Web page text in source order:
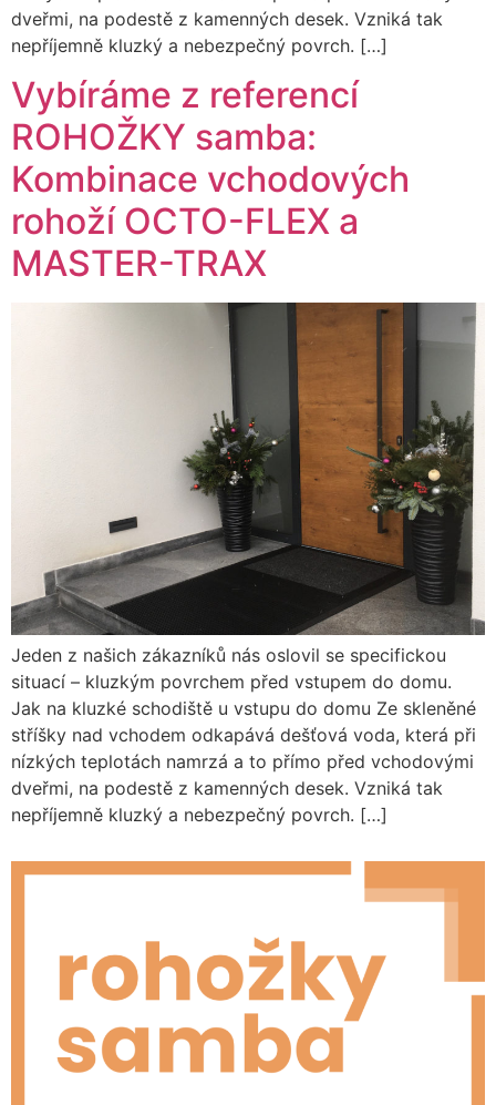
dveřmi, na podestě z kamenných desek. Vzniká tak
nepříjemně kluzký a nebezpečný povrch. […]
Vybíráme z referencí
ROHOŽKY samba:
Kombinace vchodových
rohoží OCTO-FLEX a
MASTER-TRAX
Jeden z našich zákazníků nás oslovil se specifickou
situací – kluzkým povrchem před vstupem do domu.
Jak na kluzké schodiště u vstupu do domu Ze skleněné
stříšky nad vchodem odkapává dešťová voda, která při
nízkých teplotách namrzá a to přímo před vchodovými
dveřmi, na podestě z kamenných desek. Vzniká tak
nepříjemně kluzký a nebezpečný povrch. […]